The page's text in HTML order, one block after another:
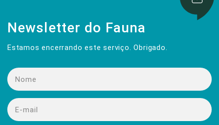
Newsletter do Fauna
Estamos encerrando este serviço. Obrigado.